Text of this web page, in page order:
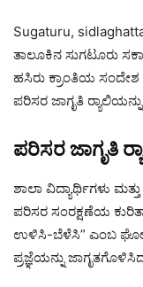
Sugaturu,
ತಾಲೂಕಿನ ಸುಗಟೂರು
ಹಸಿರು ಕ್ರಾಂತಿಯ
ಪರಿಸರ ಜಾಗೃತಿ
ಪರಿಸರ ಜಾಗೃತಿ
ಶಾಲಾ ವಿದ್ಯಾರ್ಥಿಗಳು
ಪರಿಸರ ಸಂರಕ್ಷಣೆಯ
ಉಳಿಸಿ-ಬೆಳೆಸಿ” ಎಂಬ
ಪ್ರಜ್ಞೆಯನ್ನು